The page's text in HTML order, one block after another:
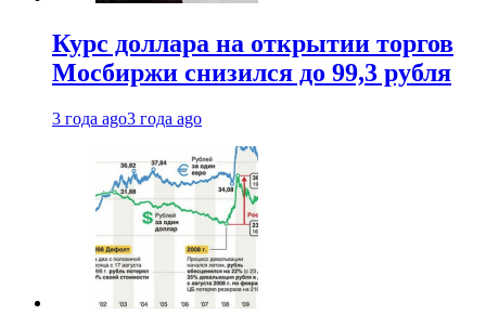
Курс доллара на открытии торгов
Мосбиржи снизился до 99,3 рубля
3 года ago3 года ago